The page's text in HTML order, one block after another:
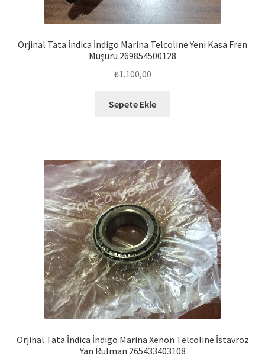
Orjinal Tata İndica İndigo Marina Telcoline Yeni Kasa Fren
Müşürü 269854500128
₺1.100,00
Sepete Ekle
Orjinal Tata İndica İndigo Marina Xenon Telcoline İstavroz
Yan Rulman 265433403108